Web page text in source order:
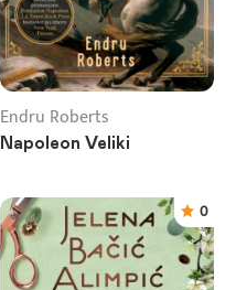
Endru Roberts
Napoleon Veliki
0